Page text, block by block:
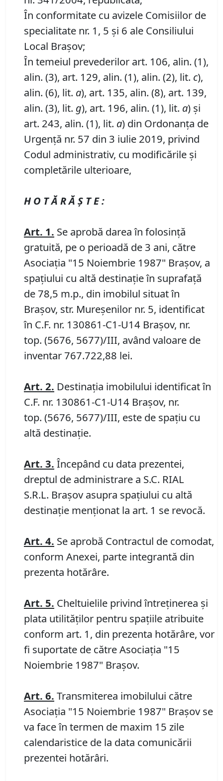
În conformitate cu avizele Comisiilor de
specialitate nr. 1, 5 și 6 ale Consiliului
Local Brașov;
În temeiul prevederilor art. 106, alin. (1),
alin. (3), art. 129, alin. (1), alin. (2), lit. c),
alin. (6), lit. a), art. 135, alin. (8), art. 139,
alin. (3), lit. g), art. 196, alin. (1), lit. a) și
art. 243, alin. (1), lit. a) din Ordonanța de
Urgență nr. 57 din 3 iulie 2019, privind
Codul administrativ, cu modificările și
completările ulterioare,
H O T Ă R Ă Ş T E :
Art. 1. Se aprobă darea în folosinţă
gratuită, pe o perioadă de 3 ani, către
Asociaţia "15 Noiembrie 1987" Braşov, a
spaţiului cu altă destinație în suprafaţă
de 78,5 m.p., din imobilul situat în
Braşov, str. Mureșenilor nr. 5, identificat
în C.F. nr. 130861-C1-U14 Brașov, nr.
top. (5676, 5677)/III, având valoare de
inventar 767.722,88 lei.
Art. 2. Destinaţia imobilului identificat în
C.F. nr. 130861-C1-U14 Brașov, nr.
top. (5676, 5677)/III, este de spațiu cu
altă destinație.
Art. 3. Începând cu data prezentei,
dreptul de administrare a S.C. RIAL
S.R.L. Brașov asupra spațiului cu altă
destinație menționat la art. 1 se revocă.
Art. 4. Se aprobă Contractul de comodat,
conform Anexei, parte integrantă din
prezenta hotărâre.
Art. 5. Cheltuielile privind întreţinerea şi
plata utilităţilor pentru spaţiile atribuite
conform art. 1, din prezenta hotărâre, vor
fi suportate de către Asociaţia "15
Noiembrie 1987" Braşov.
Art. 6. Transmiterea imobilului către
Asociaţia "15 Noiembrie 1987" Braşov se
va face în termen de maxim 15 zile
calendaristice de la data comunicării
prezentei hotărâri.